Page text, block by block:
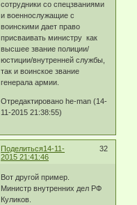
сотрудники со спецзваниями
и военнослужащие с
воинскими дает право
присваивать министру как
высшее звание полиции/
юстиции/внутренней службы,
так и воинское звание
генерала армии.
Отредактировано he-man (14-
11-2015 21:38:55)
Поделиться 32
14-11-
2015 21:41:46
Вот другой пример.
Министр внутренних дел РФ
Куликов.